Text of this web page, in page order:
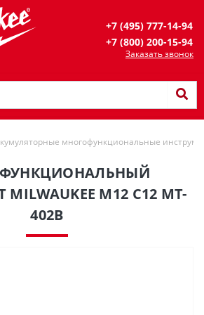
+7 (495) 777-14-94
+7 (800) 200-15-94
Заказать звонок
многофункциональные
M12 C12 MT-
402B